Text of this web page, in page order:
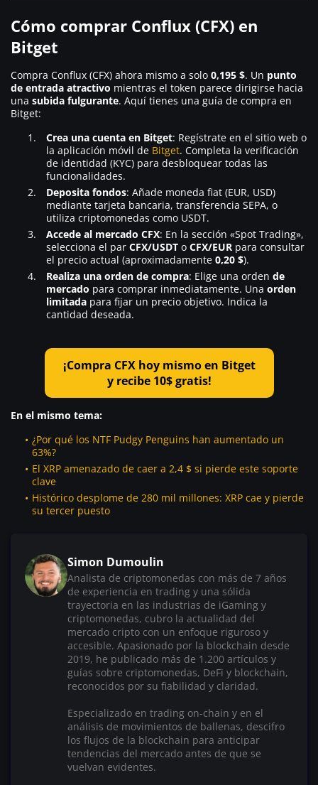
Cómo comprar Conflux (CFX) en
Bitget
Compra Conflux (CFX) ahora mismo a solo 0,195 $. Un punto
de entrada atractivo mientras el token parece dirigirse hacia
una subida fulgurante. Aquí tienes una guía de compra en
Bitget:
Crea una cuenta en Bitget: Regístrate en el sitio web o
la aplicación móvil de Bitget. Completa la verificación
de identidad (KYC) para desbloquear todas las
funcionalidades.
Deposita fondos: Añade moneda fiat (EUR, USD)
mediante tarjeta bancaria, transferencia SEPA, o
utiliza criptomonedas como USDT.
Accede al mercado CFX: En la sección «Spot Trading»,
selecciona el par CFX/USDT o CFX/EUR para consultar
el precio actual (aproximadamente 0,20 $).
Realiza una orden de compra: Elige una orden de
mercado para comprar inmediatamente. Una orden
limitada para fijar un precio objetivo. Indica la
cantidad deseada.
¡Compra CFX hoy mismo en Bitget
y recibe 10$ gratis!
En el mismo tema:
¿Por qué los NTF Pudgy Penguins han aumentado un
63%?
El XRP amenazado de caer a 2,4 $ si pierde este soporte
clave
Histórico desplome de 280 mil millones: XRP cae y pierde
su tercer puesto
Simon Dumoulin
Analista de criptomonedas con más de 7 años
de experiencia en trading y una sólida
trayectoria en las industrias de iGaming y
criptomonedas, cubro la actualidad del
mercado cripto con un enfoque riguroso y
accesible. Apasionado por la blockchain desde
2019, he publicado más de 1.200 artículos y
guías sobre criptomonedas, DeFi y blockchain,
reconocidos por su fiabilidad y claridad.
Especializado en trading on-chain y en el
análisis de movimientos de ballenas, descifro
los flujos de la blockchain para anticipar
tendencias del mercado antes de que se
vuelvan evidentes.